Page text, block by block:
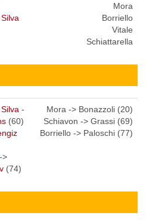
Mora
Borriello
Vitale
Schiattarella
-
(60)
->
(74)
Mora -> Bonazzoli (20)
Schiavon -> Grassi (69)
Borriello -> Paloschi (77)